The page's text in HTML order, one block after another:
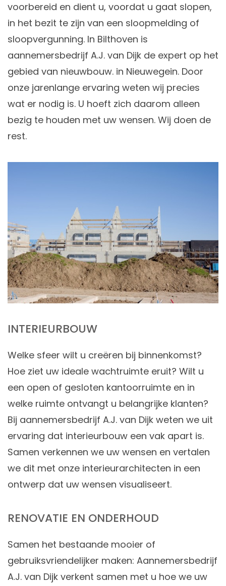
voorbereid en dient u, voordat u gaat slopen,
in het bezit te zijn van een sloopmelding of
sloopvergunning. In Bilthoven is
aannemersbedrijf A.J. van Dijk de expert op het
gebied van nieuwbouw. in Nieuwegein. Door
onze jarenlange ervaring weten wij precies
wat er nodig is. U hoeft zich daarom alleen
bezig te houden met uw wensen. Wij doen de
rest.
INTERIEURBOUW
Welke sfeer wilt u creëren bij binnenkomst?
Hoe ziet uw ideale wachtruimte eruit? Wilt u
een open of gesloten kantoorruimte en in
welke ruimte ontvangt u belangrijke klanten?
Bij aannemersbedrijf A.J. van Dijk weten we uit
ervaring dat interieurbouw een vak apart is.
Samen verkennen we uw wensen en vertalen
we dit met onze interieurarchitecten in een
ontwerp dat uw wensen visualiseert.
RENOVATIE EN ONDERHOUD
Samen het bestaande mooier of
gebruiksvriendelijker maken: Aannemersbedrijf
A.J. van Dijk verkent samen met u hoe we uw